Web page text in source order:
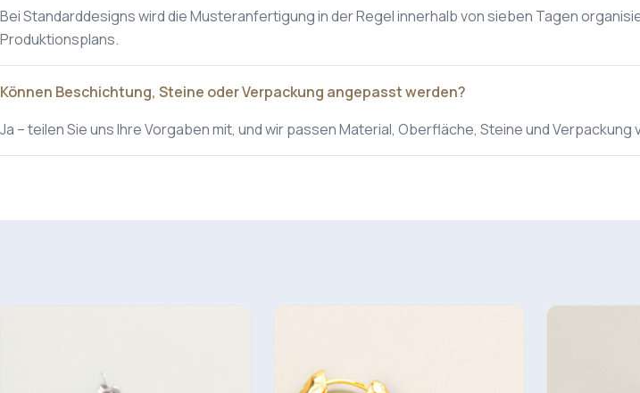
Bei Standarddesigns wird die Musteranfertigung in der Regel innerhalb von sieben Tagen
Produktionsplans.
Können Beschichtung, Steine oder Verpackung angepasst werden?
Ja – teilen Sie uns Ihre Vorgaben mit, und wir passen Material, Oberfläche, Steine und